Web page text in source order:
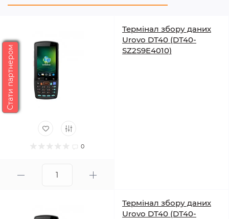
0
Термінал збору даних
Urovo DT40 (DT40-
SZ2S9E4010)
Термінал збору даних
Urovo DT40 (DT40-
Стати партнером